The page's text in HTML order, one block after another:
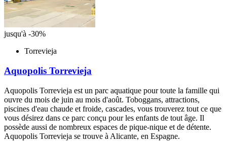
jusqu'à -30%
Torrevieja
Aquopolis Torrevieja
Aquopolis Torrevieja est un parc aquatique pour toute la famille qui
ouvre du mois de juin au mois d'août. Toboggans, attractions,
piscines d'eau chaude et froide, cascades, vous trouverez tout ce que
vous désirez dans ce parc conçu pour les enfants de tout âge. Il
possède aussi de nombreux espaces de pique-nique et de détente.
Aquopolis Torrevieja se trouve à Alicante, en Espagne.